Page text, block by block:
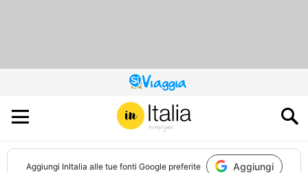
QUESTO
SITO
CONTRIBUISCE
ALL’AUDIENCE
DI
Aggiungi InItalia alle tue fonti Google preferite Aggiungi